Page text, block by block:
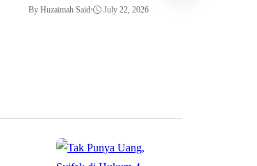
By Huzaimah Said• July 22, 2026